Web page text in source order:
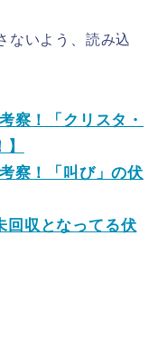
ないよう、読み込
察！「クリスタ・
察！「叫び」の伏
回収となってる伏